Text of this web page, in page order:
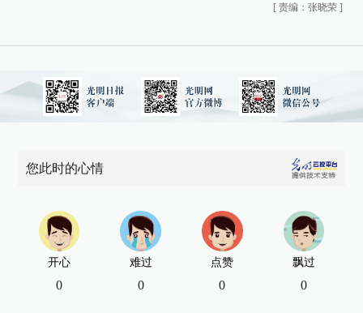
[ 责编：张晓荣 ]
您此时的心情
开心
0
难过
0
点赞
0
飘过
0